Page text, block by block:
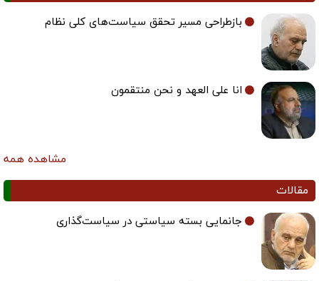
بازطراحی مسیر تحقق سیاست‌های کلی نظام
انا علی العهد و نحن منتقمون
مشاهده همه
مقالات
جانمایی بسته سیاستی در سیاست‌گذاری